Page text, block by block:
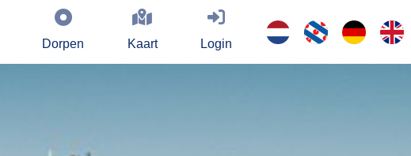
Dorpen Kaart Login